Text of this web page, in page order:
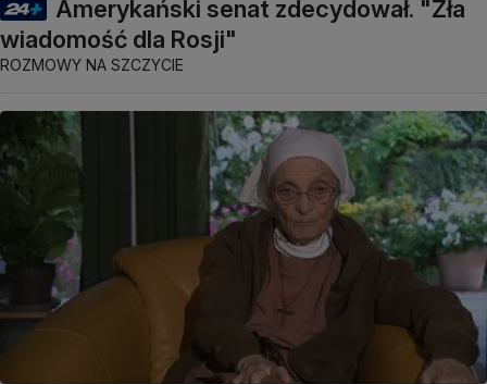
Amerykański senat zdecydował. "Zła
wiadomość dla Rosji"
ROZMOWY NA SZCZYCIE